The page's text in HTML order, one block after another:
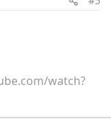
watch?